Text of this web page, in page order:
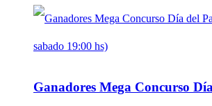
Ganadores Mega Concurso